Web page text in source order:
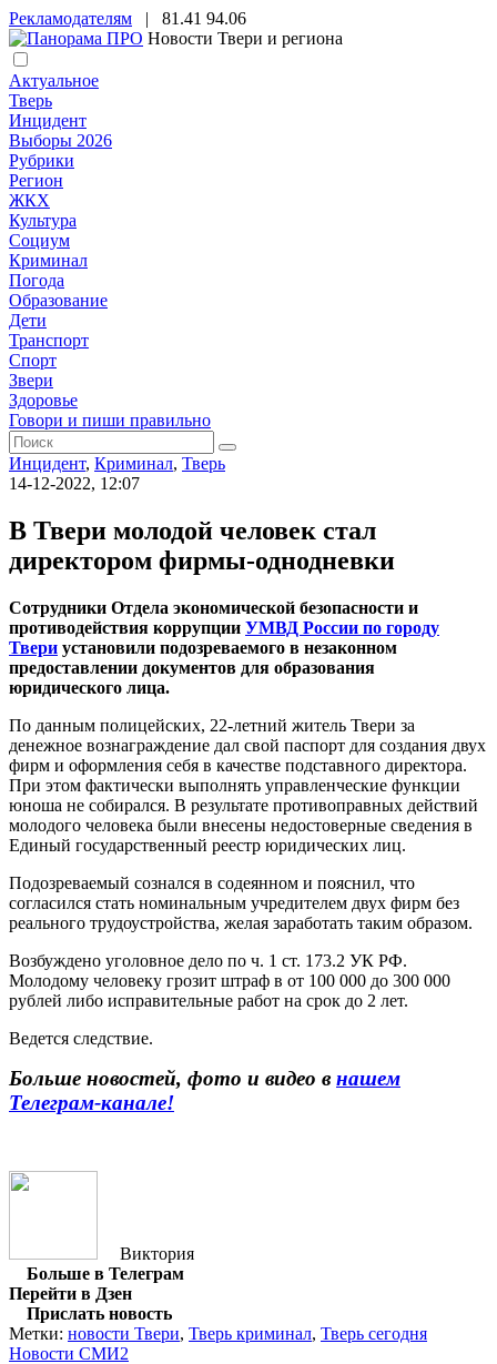
Рекламодателям | 81.41 94.06
Новости Твери и региона
Актуальное
Тверь
Инцидент
Выборы 2026
Рубрики
Регион
ЖКХ
Культура
Социум
Криминал
Погода
Образование
Дети
Транспорт
Спорт
Звери
Здоровье
Говори и пиши правильно
Инцидент, Криминал, Тверь
14-12-2022, 12:07
В Твери молодой человек стал
директором фирмы-однодневки
Сотрудники Отдела экономической безопасности и
противодействия коррупции УМВД России по городу
Твери установили подозреваемого в незаконном
предоставлении документов для образования
юридического лица.
По данным полицейских, 22-летний житель Твери за
денежное вознаграждение дал свой паспорт для создания двух
фирм и оформления себя в качестве подставного директора.
При этом фактически выполнять управленческие функции
юноша не собирался. В результате противоправных действий
молодого человека были внесены недостоверные сведения в
Единый государственный реестр юридических лиц.
Подозреваемый сознался в содеянном и пояснил, что
согласился стать номинальным учредителем двух фирм без
реального трудоустройства, желая заработать таким образом.
Возбуждено уголовное дело по ч. 1 ст. 173.2 УК РФ.
Молодому человеку грозит штраф в от 100 000 до 300 000
рублей либо исправительные работ на срок до 2 лет.
Ведется следствие.
Больше новостей, фото и видео в нашем
Телеграм-канале!
Виктория
Больше в Телеграм
Перейти в Дзен
Прислать новость
Метки: новости Твери, Тверь криминал, Тверь сегодня
Новости СМИ2